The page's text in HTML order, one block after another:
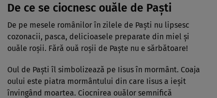
De ce se ciocnesc ouăle de Paști
De pe mesele românilor în zilele de Paști nu lipsesc
cozonacii, pasca, delicioasele preparate din miel și
ouăle roșii. Fără ouă roșii de Paște nu e sărbătoare!
Oul de Paști îl simbolizează pe Iisus în mormânt. Coaja
oului este piatra mormântului din care Iisus a ieșit
învingând moartea. Ciocnirea ouălor semnifică